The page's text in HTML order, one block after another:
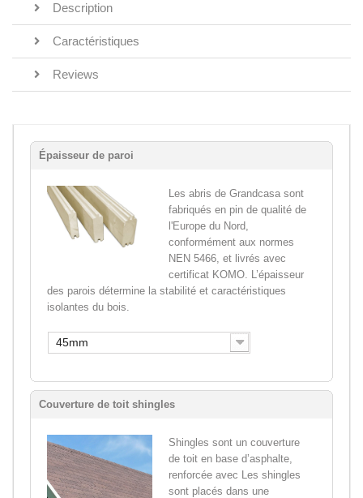
Description
Caractéristiques
Reviews
Épaisseur de paroi
Les abris de Grandcasa sont
fabriqués en pin de qualité de
l'Europe du Nord,
conformément aux normes
NEN 5466, et livrés avec
certificat KOMO. L’épaisseur
des parois détermine la stabilité et caractéristiques
isolantes du bois.
45mm
Couverture de toit shingles
Shingles sont un couverture
de toit en base d’asphalte,
renforcée avec Les shingles
sont placés dans une